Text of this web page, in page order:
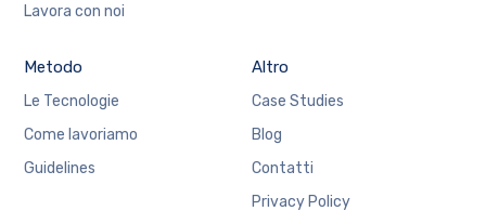
Lavora con noi
Metodo
Le Tecnologie
Come lavoriamo
Guidelines
Altro
Case Studies
Blog
Contatti
Privacy Policy